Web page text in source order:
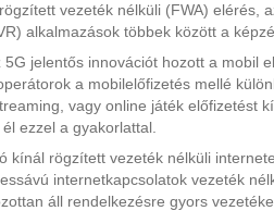
vezeték nélküli (FWA) elérés,
alkalmazások többek között a
jelentős innovációt hozott a mobil
a mobilelőfizetés mellé
vagy online játék előfizetést
ezzel a gyakorlattal.
kínál rögzített vezeték nélküli
internetkapcsolatok vezeték
áll rendelkezésre gyors